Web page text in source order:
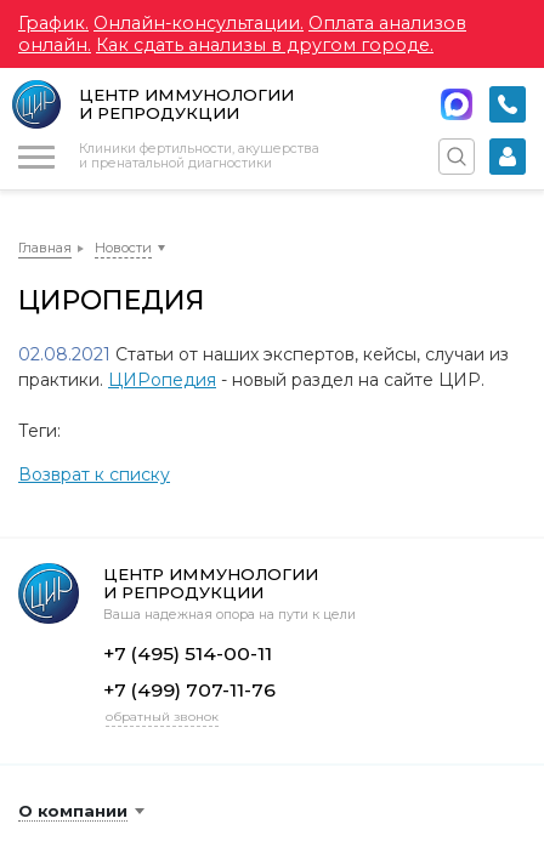
График. Онлайн-консультации. Оплата анализов
онлайн. Как сдать анализы в другом городе.
ЦЕНТР ИММУНОЛОГИИ
И РЕПРОДУКЦИИ
Клиники фертильности, акушерства
и пренатальной диагностики
Главная Новости
ЦИРОПЕДИЯ
02.08.2021 Статьи от наших экспертов, кейсы, случаи из
практики. ЦИРопедия - новый раздел на сайте ЦИР.
Теги:
Возврат к списку
ЦЕНТР ИММУНОЛОГИИ
И РЕПРОДУКЦИИ
Ваша надежная опора на пути к цели
+7 (495) 514-00-11
+7 (499) 707-11-76
обратный звонок
О компании